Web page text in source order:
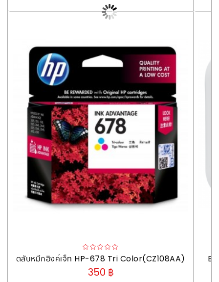
ตลับหมึกอิงค์เจ็ท HP-678 Tri Color(CZ108AA)
350 ฿